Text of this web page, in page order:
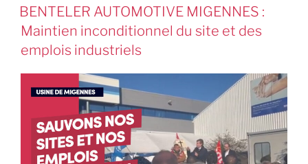
BENTELER AUTOMOTIVE MIGENNES :
Maintien inconditionnel du site et des
emplois industriels